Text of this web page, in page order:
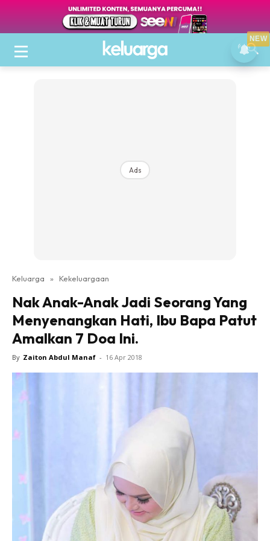
Ads
Keluarga » Kekeluargaan
Nak Anak-Anak Jadi Seorang Yang
Menyenangkan Hati, Ibu Bapa Patut
Amalkan 7 Doa Ini.
By Zaiton Abdul Manaf - 16 Apr 2018
NEW